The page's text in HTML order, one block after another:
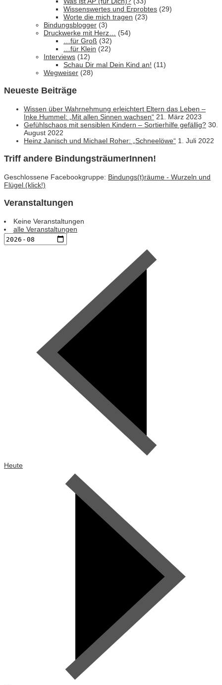
Wissenswertes und Erprobtes (29)
Worte die mich tragen (23)
Bindungsblogger (3)
Druckwerke mit Herz… (54)
…für Groß (32)
…für Klein (22)
Interviews (12)
Schau Dir mal Dein Kind an! (11)
Wegweiser (28)
Neueste Beiträge
Wissen über Wahrnehmung erleichtert Eltern das Leben –
Inke Hummel: „Mit allen Sinnen wachsen“ 21. März 2023
Gefühlschaos mit sensiblen Kindern – Sortierhilfe gefällig? 30.
August 2022
Heinz Janisch und Michael Roher: „Schneelöwe“ 1. Juli 2022
Triff andere BindungsträumerInnen!
Geschlossene Facebookgruppe: Bindungs(t)räume - Wurzeln und
Flügel (klick!)
Veranstaltungen
Keine Veranstaltungen
alle Veranstaltungen
Heute